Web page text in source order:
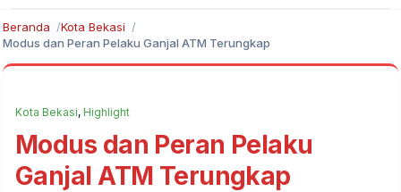
Beranda
Kota Bekasi
Modus dan Peran Pelaku Ganjal ATM Terungkap
Kota Bekasi, Highlight
Modus dan Peran Pelaku
Ganjal ATM Terungkap